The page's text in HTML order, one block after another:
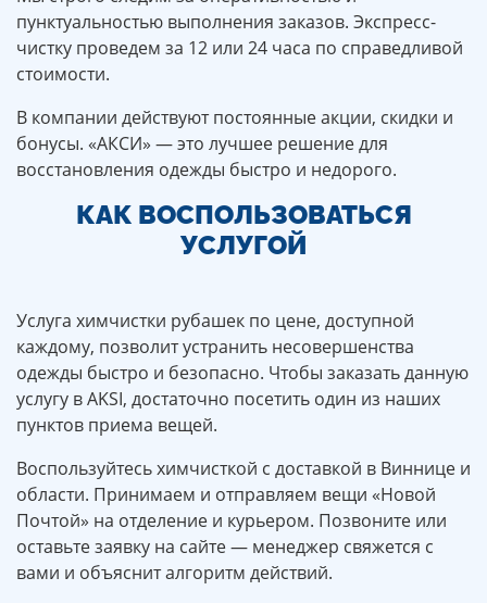
пунктуальностью выполнения заказов. Экспресс-
чистку проведем за 12 или 24 часа по справедливой
стоимости.
В компании действуют постоянные акции, скидки и
бонусы. «АКСИ» — это лучшее решение для
восстановления одежды быстро и недорого.
КАК ВОСПОЛЬЗОВАТЬСЯ
УСЛУГОЙ
Услуга химчистки рубашек по цене, доступной
каждому, позволит устранить несовершенства
одежды быстро и безопасно. Чтобы заказать данную
услугу в AKSI, достаточно посетить один из наших
пунктов приема вещей.
Воспользуйтесь химчисткой с доставкой в Виннице и
области. Принимаем и отправляем вещи «Новой
Почтой» на отделение и курьером. Позвоните или
оставьте заявку на сайте — менеджер свяжется с
вами и объяснит алгоритм действий.